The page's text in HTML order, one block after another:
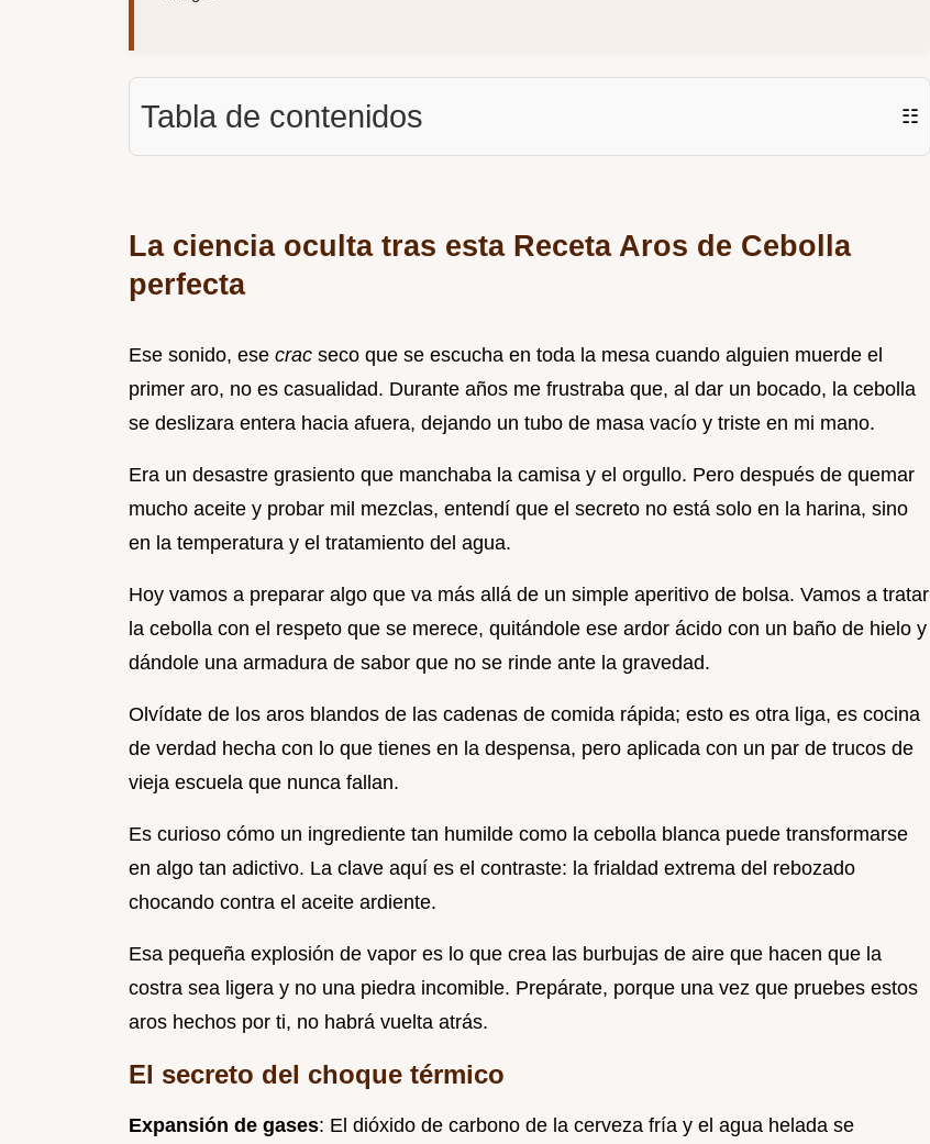
Tabla de contenidos ☷
La ciencia oculta tras esta Receta Aros de Cebolla
perfecta
Ese sonido, ese crac seco que se escucha en toda la mesa cuando alguien muerde el
primer aro, no es casualidad. Durante años me frustraba que, al dar un bocado, la cebolla
se deslizara entera hacia afuera, dejando un tubo de masa vacío y triste en mi mano.
Era un desastre grasiento que manchaba la camisa y el orgullo. Pero después de quemar
mucho aceite y probar mil mezclas, entendí que el secreto no está solo en la harina, sino
en la temperatura y el tratamiento del agua.
Hoy vamos a preparar algo que va más allá de un simple aperitivo de bolsa. Vamos a tratar
la cebolla con el respeto que se merece, quitándole ese ardor ácido con un baño de hielo y
dándole una armadura de sabor que no se rinde ante la gravedad.
Olvídate de los aros blandos de las cadenas de comida rápida; esto es otra liga, es cocina
de verdad hecha con lo que tienes en la despensa, pero aplicada con un par de trucos de
vieja escuela que nunca fallan.
Es curioso cómo un ingrediente tan humilde como la cebolla blanca puede transformarse
en algo tan adictivo. La clave aquí es el contraste: la frialdad extrema del rebozado
chocando contra el aceite ardiente.
Esa pequeña explosión de vapor es lo que crea las burbujas de aire que hacen que la
costra sea ligera y no una piedra incomible. Prepárate, porque una vez que pruebes estos
aros hechos por ti, no habrá vuelta atrás.
El secreto del choque térmico
Expansión de gases: El dióxido de carbono de la cerveza fría y el agua helada se